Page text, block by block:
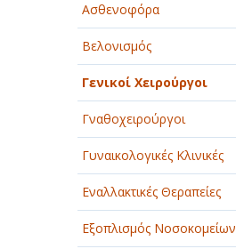
Ασθενοφόρα
Βελονισμός
Γενικοί Χειρούργοι
Γναθοχειρούργοι
Γυναικολογικές Κλινικές
Εναλλακτικές Θεραπείες
Εξοπλισμός Νοσοκομείων